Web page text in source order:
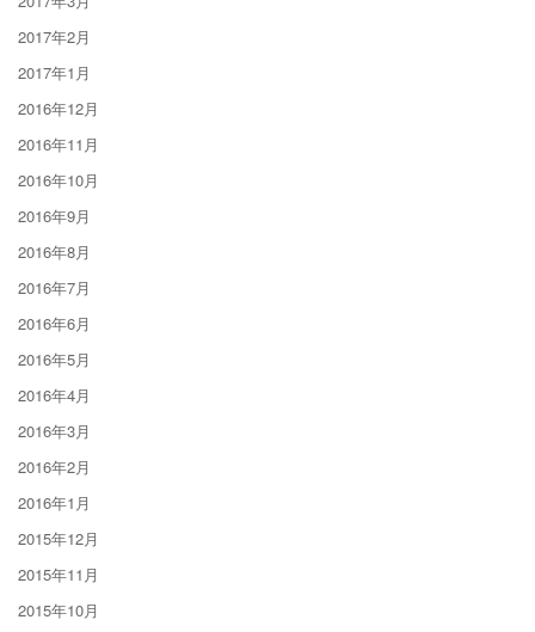
2017年2月
2017年1月
2016年12月
2016年11月
2016年10月
2016年9月
2016年8月
2016年7月
2016年6月
2016年5月
2016年4月
2016年3月
2016年2月
2016年1月
2015年12月
2015年11月
2015年10月